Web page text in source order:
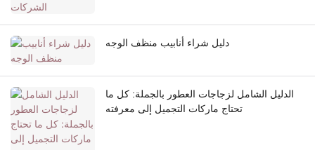
دليل شراء أنابيب منظف الوجه
الدليل الشامل لزجاجات العطور بالجملة: كل ما
تحتاج ماركات التجميل إلى معرفته